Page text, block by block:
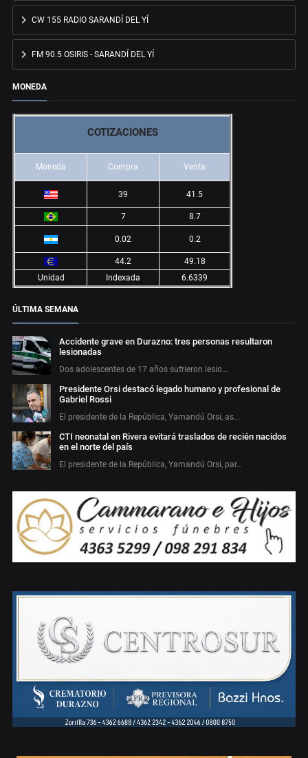
CW 155 RADIO SARANDÍ DEL YÍ
FM 90.5 OSIRIS - SARANDÍ DEL YÍ
MONEDA
COTIZACIONES
Moneda Compra Venta
39 41.5
7 8.7
0.02 0.2
44.2
49.18
Unidad
Indexada 6.6339
ÚLTIMA SEMANA
Accidente grave en Durazno: tres personas resultaron
lesionadas
Dos adolescentes de 17 años sufrieron lesio…
Presidente Orsi destacó legado humano y profesional de
Gabriel Rossi
El presidente de la República, Yamandú Orsi, as…
CTI neonatal en Rivera evitará traslados de recién nacidos
en el norte del país
El presidente de la República, Yamandú Orsi, par…